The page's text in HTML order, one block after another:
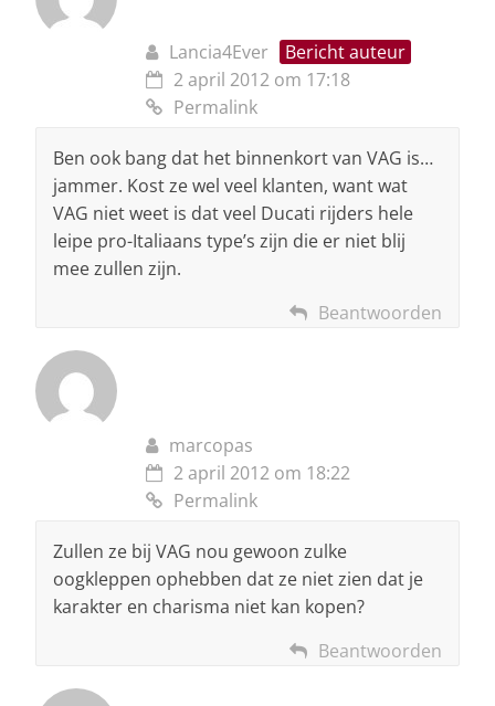
Lancia4Ever
Bericht auteur
2 april 2012 om 17:18
Permalink
Ben ook bang dat het binnenkort van VAG is…
jammer. Kost ze wel veel klanten, want wat
VAG niet weet is dat veel Ducati rijders hele
leipe pro-Italiaans type’s zijn die er niet blij
mee zullen zijn.
Beantwoorden
marcopas
2 april 2012 om 18:22
Permalink
Zullen ze bij VAG nou gewoon zulke
oogkleppen ophebben dat ze niet zien dat je
karakter en charisma niet kan kopen?
Beantwoorden